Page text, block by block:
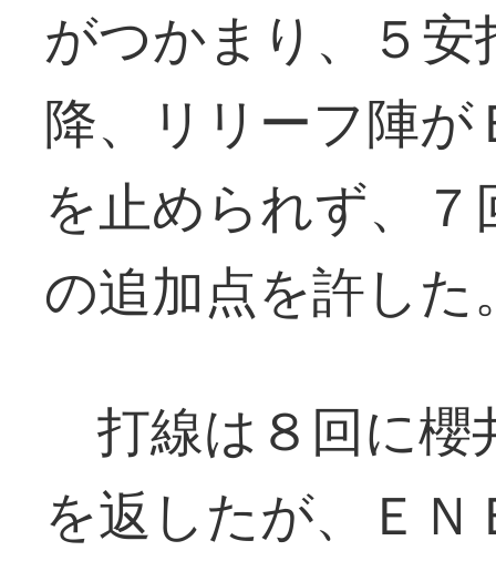
がつかまり、５
降、リリーフ陣
を止められず、
の追加点を許した
打線は８回に櫻
を返したが、Ｅ